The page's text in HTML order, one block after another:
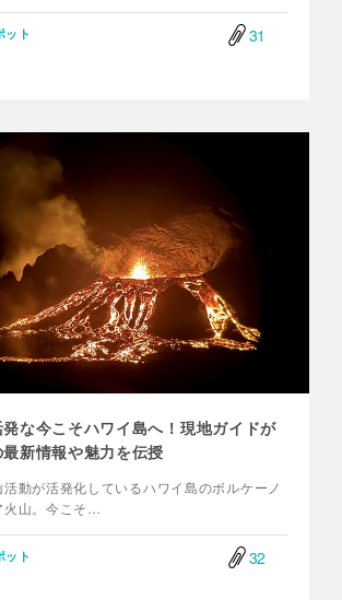
ット 31
な今こそハワイ島へ！現地ガイドが
新情報や魅力を伝授
動が活発化しているハワイ島のボルケーノ
火山。今こそ…
ット 32